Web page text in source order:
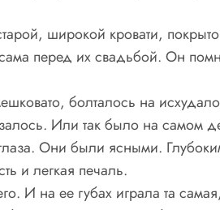
широкой кровати,
перед их свадьбой. Он
болталось на
Или так было на самом
Они были ясными.
и легкая печаль.
И на ее губах играла та